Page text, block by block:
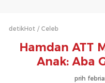
detikHot Celeb
Hamdan ATT
Anak: Aba
prih